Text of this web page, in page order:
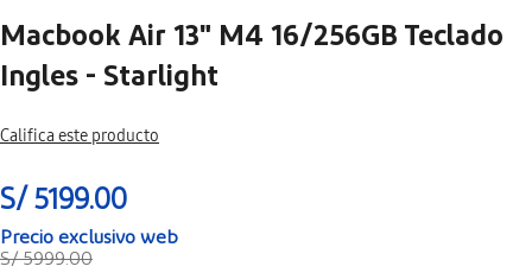
Macbook Air 13" M4 16/256GB Teclado
Ingles - Starlight
Califica este producto
S/ 5199.00
S/ 5999.00